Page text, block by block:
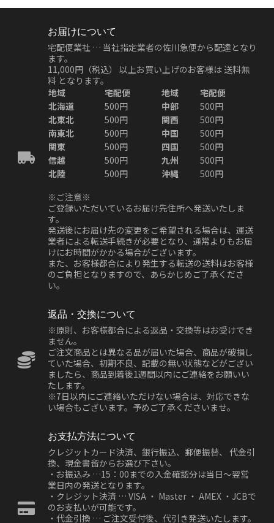
お届けについて
宅配便業社 … 当社指定業者の佐川急便から配達となり
ます。
11,000円（税込）
以上お買い上げのお客様は 送料無
料 となります。
地域
宅配便 地域
宅配便
北海道
500円 中部
500円
北東北
500円 関西
500円
南東北
500円 中国
500円
関東
500円 四国
500円
信越
500円 九州
500円
北陸
500円 沖縄
500円
※ご注意※
ご登録いただいているお届け先住所へ発送いたしま
す。
発送後にお届け先の変更をご希望される場合は、運送
業者による転送手続きが必要となり、通常よりもお届
けにお時間がかかる場合がございます。
また、お客様都合により発生する転送の送料はお客様
のご負担となりますので、あらかじめご了承くださ
い。
返品・交換について
※原則、お客様都合による返品・交換等はお受けでき
ません。
ご注文商品とは異なる品が届いた場合、商品が破損し
ていた場合、初期不良、記載の無い状態などがござい
ましたら、商品到着後1週間以内にご連絡をお願いい
たします。
※7日以内にご連絡いただけない場合は、対応できな
い場合もございます。予めご了承くださいませ。
お支払方法について
クレジットカード決済、銀行振込、郵便振替、 代金引
換、現金書留からお選び下さい。
・お振込み …15：00までの入金確認分は当日～翌営
業日内の発送となります。
・クレジット決済 … VISA ・ Master ・ AMEX ・JCBで
のお支払いが可能です。
・代金引換 … ご注文受付後、代引き発送いたします。